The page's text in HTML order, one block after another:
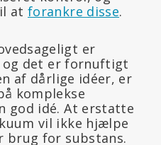
atforankre disse.
er
og det er fornuftigt
af dårlige idéer, er
komplekse
god idé. At erstatte
vil ikke hjælpe
brug for substans.